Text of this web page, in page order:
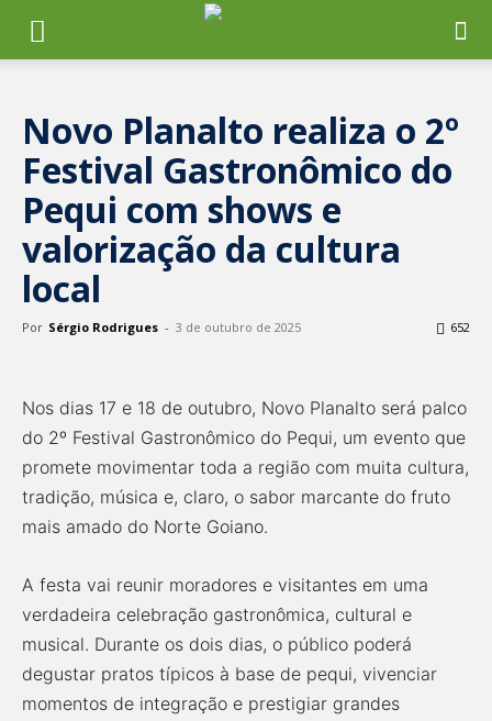
Novo Planalto realiza o 2º
Festival Gastronômico do
Pequi com shows e
valorização da cultura
local
Por Sérgio Rodrigues - 3 de outubro de 2025 652
Nos dias 17 e 18 de outubro, Novo Planalto será palco
do 2º Festival Gastronômico do Pequi, um evento que
promete movimentar toda a região com muita cultura,
tradição, música e, claro, o sabor marcante do fruto
mais amado do Norte Goiano.
A festa vai reunir moradores e visitantes em uma
verdadeira celebração gastronômica, cultural e
musical. Durante os dois dias, o público poderá
degustar pratos típicos à base de pequi, vivenciar
momentos de integração e prestigiar grandes